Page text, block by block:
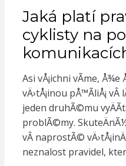
Jaká platí
cyklisty na
Asi vÅ¡ichni vÃ­me,
vÄ›tÅ¡inou pÅ™Ã­liÅ¡
jeden druhÃ©mu
problÃ©my.
vÂ naprostÃ©
neznalost pravidel,